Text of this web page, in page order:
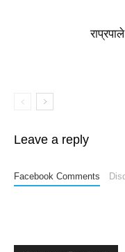
Leave a reply
Facebook Comments